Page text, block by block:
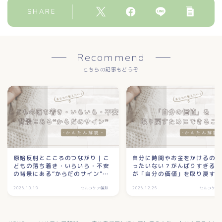
SHARE
Recommend
こちらの記事もどうぞ
原始反射とこころのつながり｜こ
どもの落ち着き・いらいら・不安
の背景にある“からだのサイン”と
2025.10.19 セルフケア解説
自分に時間やお金をかけるの
ったいない？がんばりすぎる
が「自分の価値」を取り戻す
2025.12.26 セルフケア